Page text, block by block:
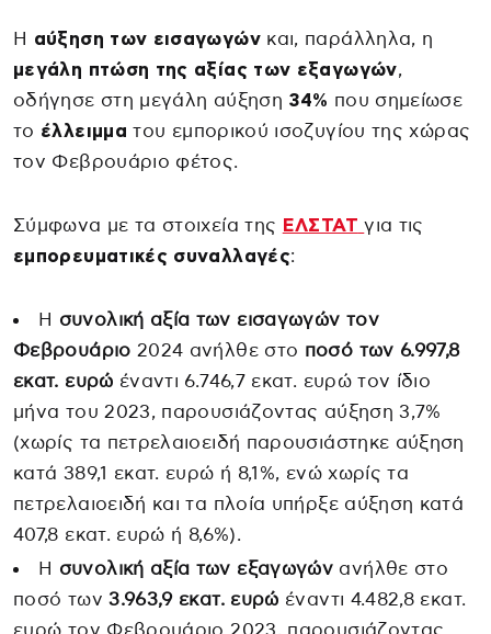
Η αύξηση των εισαγωγώνκαι, παράλληλα, η
μεγάλη πτώση της αξίας των εξαγωγών,
οδήγησε στη μεγάλη αύξηση 34% που σημείωσε
το έλλειμμα του εμπορικού ισοζυγίου της χώρας
τον Φεβρουάριο φέτος.
Σύμφωνα με τα στοιχεία της ΕΛΣΤΑΤ για τις
εμπορευματικές συναλλαγές:
Η συνολική αξία των εισαγωγών τον
Φεβρουάριο 2024 ανήλθε στο ποσό των 6.997,8
εκατ. ευρώ έναντι 6.746,7 εκατ. ευρώ τον ίδιο
μήνα του 2023, παρουσιάζοντας αύξηση 3,7%
(χωρίς τα πετρελαιοειδή παρουσιάστηκε αύξηση
κατά 389,1 εκατ. ευρώ ή 8,1%, ενώ χωρίς τα
πετρελαιοειδή και τα πλοία υπήρξε αύξηση κατά
407,8 εκατ. ευρώ ή 8,6%).
Η συνολική αξία των εξαγωγών ανήλθε στο
ποσό των 3.963,9 εκατ. ευρώ έναντι 4.482,8 εκατ.
ευρώ τον Φεβρουάριο 2023, παρουσιάζοντας